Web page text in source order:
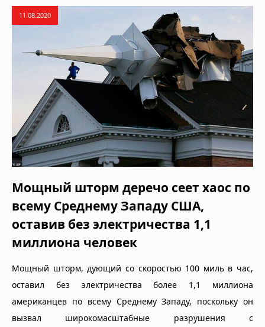
11.08.2020
Мощный шторм деречо сеет хаос по
всему Среднему Западу США,
оставив без электричества 1,1
миллиона человек
Мощный шторм, дующий со скоростью 100 миль в час,
оставил без электричества более 1,1 миллиона
американцев по всему Среднему Западу, поскольку он
вызвал широкомасштабные разрушения с